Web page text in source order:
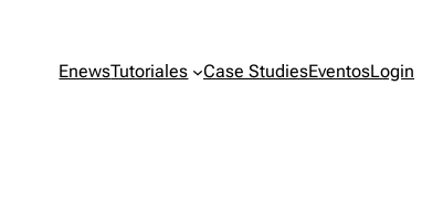
EnewsTutoriales Case StudiesEventosLogin